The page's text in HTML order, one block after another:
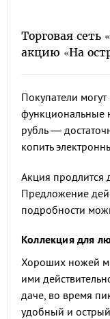
Торговая сеть
акцию «На
Покупатели
функциональные
рубль —
копить
Акция продлится
Предложение
подробности
Коллекция для
Хороших ножей
ими
даче, во время
удобный и